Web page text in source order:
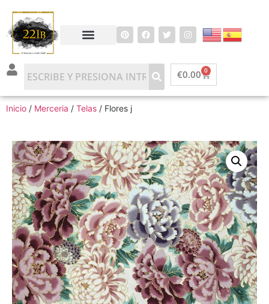
€0.00 0
Inicio / Merceria / Telas / Flores j